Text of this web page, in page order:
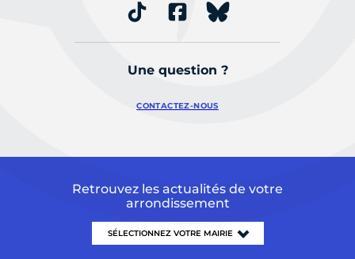
Une question ?
CONTACTEZ-NOUS
Retrouvez les actualités de votre
arrondissement